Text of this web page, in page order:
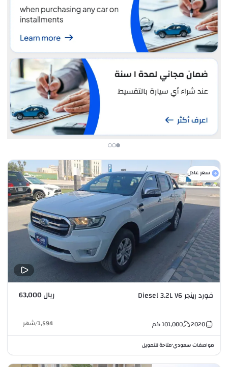
سعر عادل
فورد رينجر Diesel 3.2L V6 ريال 63,000
2020
101,000كم 1,594
/شهر
مواصفات سعودي•متاحة للتمويل